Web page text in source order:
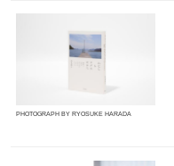
PHOTOGRAPH BY RYOSUKE HARADA